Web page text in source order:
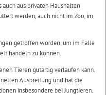
auch aus privaten Haushalten
werden, auch nicht im Zoo, im
getroffen worden, um im Falle
handeln zu können.
Tieren gutartig verlaufen kann.
Ausbreitung und hat die
insbesondere bei Jungtieren.